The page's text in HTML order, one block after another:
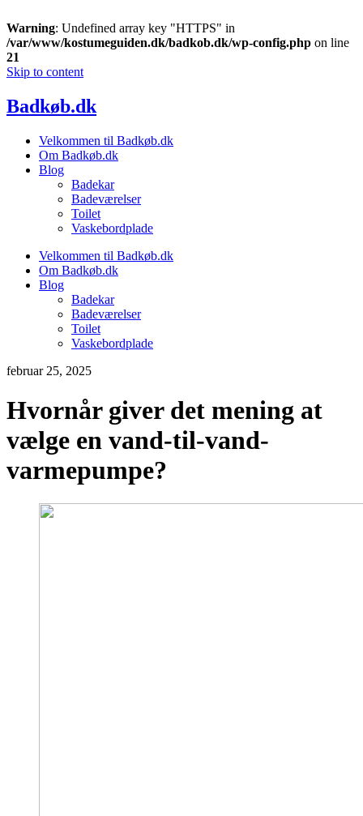
Warning: Undefined array key "HTTPS" in
/var/www/kostumeguiden.dk/badkob.dk/wp-config.php on line
21
Skip to content
Badkøb.dk
Velkommen til Badkøb.dk
Om Badkøb.dk
Blog
Badekar
Badeværelser
Toilet
Vaskebordplade
Velkommen til Badkøb.dk
Om Badkøb.dk
Blog
Badekar
Badeværelser
Toilet
Vaskebordplade
februar 25, 2025
Hvornår giver det mening at
vælge en vand-til-vand-
varmepumpe?